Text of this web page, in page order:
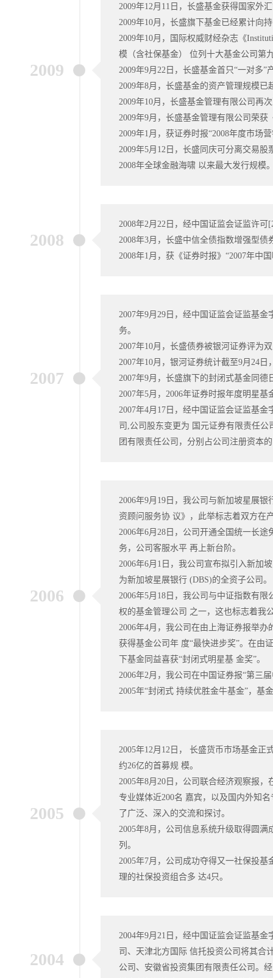
2009
2009年12月11日，长盛基金获得国家外
2009年10月，长盛旗下基金已经累计向
2009年10月，国际权威财经杂志《
模（含社保基金） 位列十大基金公司第
2009年9月22日，长盛基金首只“一对多”
2009年8月，长盛基金的资产管理规模已
2009年10月，长盛基金管理有限公司再
2009年9月，长盛基金管理有限公司荣获
2009年1月，获证券时报“2008年度市场
2009年5月12日，长盛同庆可分离交易
2008年全球金融海啸 以来最大发行规模
2008
2008年2月22日，经中国证监会证监许
2008年3月，长盛中信全债指数增强型债
2008年1月，获《证券时报》“2007年中
2007
2007年9月29日，经中国证监会证监基
务。
2007年10月，长盛债券被银河证券评为
2007年10月，银河证券统计截至9月24
2007年9月，长盛旗下的封闭式基金同
2007年5月，2006年证券时报年度明星
2007年4月17日，经中国证监会证监基
司,公司股东变更为 国元证券有限责任
团有限责任公司，分别占公司注册资本
2006
2006年9月19日，我公司与新加坡星展
资顾问服务协 议》，此举标志着双方在
2006年6月28日，公司开通全国统一长
务，公司客服水平 再上新台阶。
2006年6月1日，我公司宣布拟引入新加
为新加坡星展银行 (DBS)的全资子公司。
2006年5月18日，我公司与中证指数有
权的基金管理公司 之一，这也标志着我
2006年4月，我公司在由上海证券报举
获得基金公司年 度“最快进步奖”。在由
下基金同益喜获“封闭式明星基 金奖”。
2006年2月，我公司在中国证券报“第三
2005年“封闭式 持续优胜金牛基金”，基
2005
2005年12月12日， 长盛货币市场基金正
约26亿的首募规 模。
2005年8月20日，公司联合经济观察报
专业媒体近200名 嘉宾，以及国内外知
了广泛、深入的交流和探讨。
2005年8月，公司信息系统升级取得圆
列。
2005年7月，公司成功夺得又一社保投
理的社保投资组合多 达4只。
2004
2004年9月21日，经中国证监会证监基
司、天津北方国际 信托投资公司将其合
公司、安徽省投资集团有限责任公司。